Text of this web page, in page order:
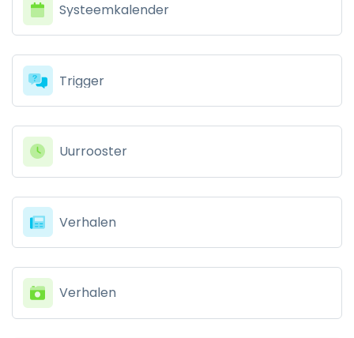
Systeemkalender
Trigger
Uurrooster
Verhalen
Verhalen